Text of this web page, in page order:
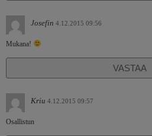
Josefin 4.12.2015 09:56
Mukana!
VASTAA
Kriu 4.12.2015 09:57
Osallistun